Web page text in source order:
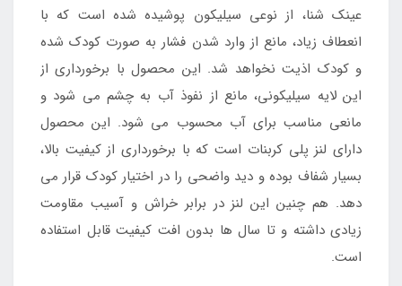
عینک شنا، از نوعی سیلیکون پوشیده شده است که با
انعطاف زیاد، مانع از وارد شدن فشار به صورت کودک شده
و کودک اذیت نخواهد شد. این محصول با برخورداری از
این لایه سیلیکونی، مانع از نفوذ آب به چشم می شود و
مانعی مناسب برای آب محسوب می شود. این محصول
دارای لنز پلی کربنات است که با برخورداری از کیفیت بالا،
بسیار شفاف بوده و دید واضحی را در اختیار کودک قرار می
دهد. هم چنین این لنز در برابر خراش و آسیب مقاومت
زیادی داشته و تا سال ها بدون افت کیفیت قابل استفاده
است.